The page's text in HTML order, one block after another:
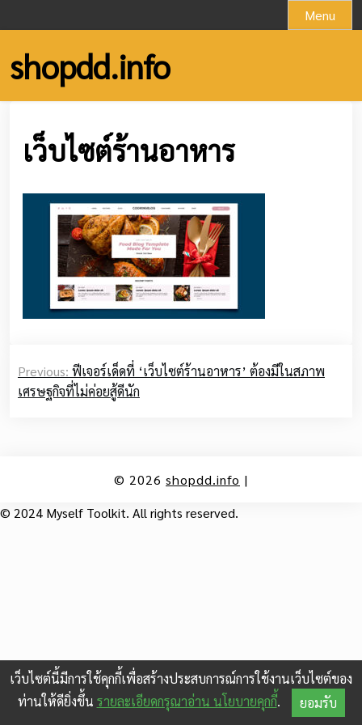
to
content
Menu
shopdd.info
เว็บไซต์ร้านอาหาร
navigation
Previous: ฟีเจอร์เด็ดที่ ‘เว็บไซต์ร้านอาหาร’ ต้องมีในสภาพ
เศรษฐกิจที่ไม่ค่อยสู้ดีนัก
© 2026 shopdd.info |
© 2024 Myself Toolkit. All rights reserved.
เว็บไซต์นี้มีการใช้คุกกี้เพื่อสร้างประสบการณ์การใช้งานเว็บไซต์ของ
ท่านให้ดียิ่งขึ้น รายละเอียดกรุณาอ่าน นโยบายคุกกี้. ยอมรับ